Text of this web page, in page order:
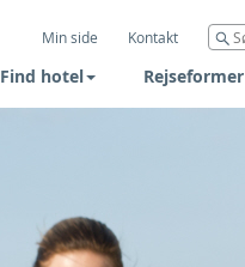
Min side Kontakt
Find hotel Rejseformer